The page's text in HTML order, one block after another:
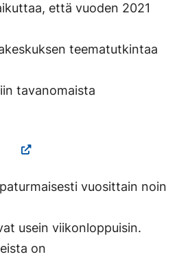
että vuoden 2021
teematutkintaa
tavanomaista
vuosittain noin
usein viikonloppuisin.
on